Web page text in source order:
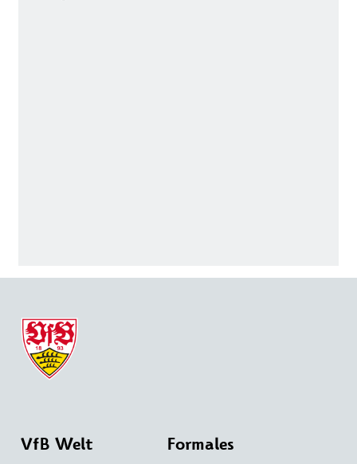
VfB Welt Formales